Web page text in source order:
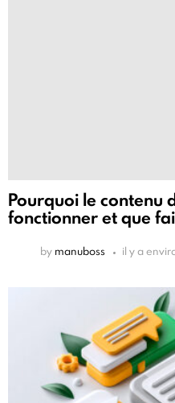
Pourquoi le contenu
fonctionner et que
by manuboss il y a